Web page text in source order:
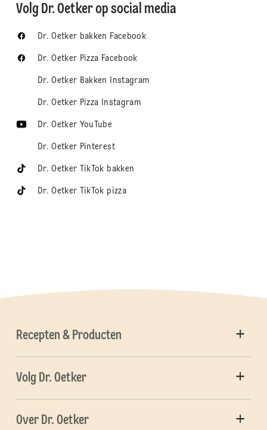
Volg Dr. Oetker op social media
Dr. Oetker bakken Facebook
Dr. Oetker Pizza Facebook
Dr. Oetker Bakken Instagram
Dr. Oetker Pizza Instagram
Dr. Oetker YouTube
Dr. Oetker Pinterest
Dr. Oetker TikTok bakken
Dr. Oetker TikTok pizza
Recepten & Producten
Volg Dr. Oetker
Over Dr. Oetker